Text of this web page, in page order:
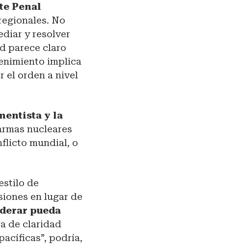
Penal
No
y resolver
parece claro
implica
el orden a nivel
y la
nucleares
mundial, o
de
en lugar de
pueda
de claridad
podría,